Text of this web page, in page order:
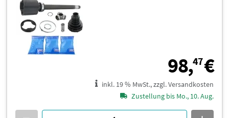
98,47€
inkl. 19 % MwSt., zzgl. Versandkosten
Zustellung bis Mo., 10. Aug.